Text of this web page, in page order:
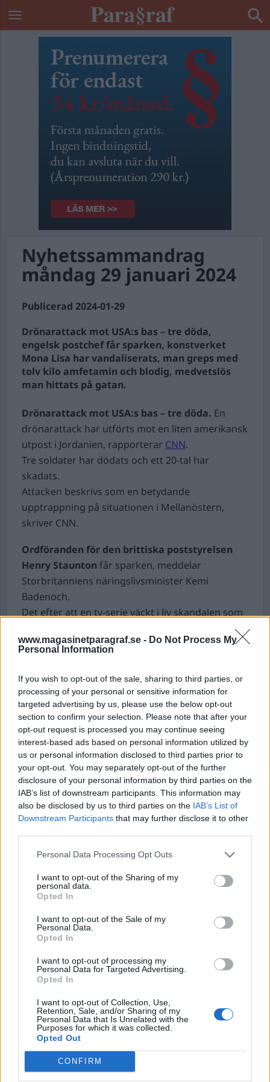
www.magasinetparagraf.se - Do Not Process My
Personal Information
If you wish to opt-out of the sale, sharing to third parties, or
processing of your personal or sensitive information for
targeted advertising by us, please use the below opt-out
section to confirm your selection. Please note that after your
opt-out request is processed you may continue seeing
interest-based ads based on personal information utilized by
us or personal information disclosed to third parties prior to
your opt-out. You may separately opt-out of the further
disclosure of your personal information by third parties on the
IAB’s list of downstream participants. This information may
also be disclosed by us to third parties on the IAB’s List of
Downstream Participants that may further disclose it to other
Personal Data Processing Opt Outs
I want to opt-out of the Sharing of my
personal data.
Opted In
I want to opt-out of the Sale of my
Personal Data.
Opted In
I want to opt-out of processing my
Personal Data for Targeted Advertising.
Opted In
I want to opt-out of Collection, Use,
Retention, Sale, and/or Sharing of my
Personal Data that Is Unrelated with the
Purposes for which it was collected.
Opted Out
CONFIRM
Nyhetssammandrag
måndag 29 januari 2024
Publicerad 2024-01-29
Drönarattack mot USA:s bas – tre döda,
engelsk postchef får sparken, konstverket
Mona Lisa har vandaliserats, man greps med
tolv kilo amfetamin och blodig, medvetslös
man hittats på gatan.
Drönarattack mot USA:s bas – tre döda. En
drönarattack har utförts mot en liten amerikansk
utpost i Jordanien, rapporterar CNN.
Tre soldater har dödats och ett 20-tal har
skadats.
Attacken beskrivs som en betydande
upptrappning på situationen i Mellanöstern,
skriver CNN.
Ordföranden för den brittiska poststyrelsen
Henry Staunton får sparken, meddelar
Storbritanniens näringslivsminister Kemi
Badenoch.
Det efter att en tv-serie väckt i liv skandalen som
postanställda i Storbritannien anklagades för
försvunnit från kontoren. Orsaken var i själva
verket ett it-fel.
Trots att Staunton bara suttit som ordförande
för posten sedan 2022 får han ändå gå.
– Vi hade ett samtal och kom överens om att det
var bättre att posten fick ett nytt ledarskap som
blickar framåt, säger Badenoch till Sky News.
Det har riktats stark kritik mot bland annat den
tidigare postchefen Paula Vennells för att ha
tillåtit åtalen att fortsätta, även efter att man känt
Det världsberömda konstverket ”Mona Lisa”
har vandaliserats, rapporterarLe Parisien
På söndagsmorgonen kastade två kvinnliga
Tavlan som är målad av Leonardo Davinci hänger
på Louvren i Paris. Konstverket skyddas av glas.
Greps med tolv kilo knark. En 25-årig man i
Göteborg ertappades med tolv kilo amfetamin i
månaders fängelse för grovt narkotikabrott,
skriverGöteborgs-Posten.
Mannen greps i augusti när han till synes
stressad letade efter en adress i ett område i
Lövgärdet. I väskan han bar låg åtta bruna